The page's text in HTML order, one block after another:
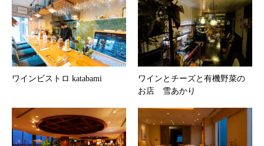
ワインビストロ katabami
ワインとチーズと有機野菜の
お店 雪あかり